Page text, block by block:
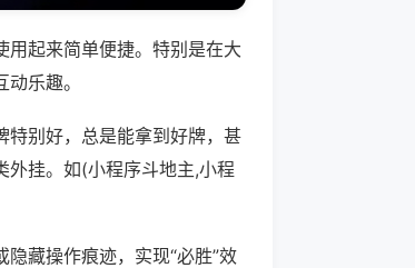
用起来简单便捷。特别是在大
乐趣。
特别好，总是能拿到好牌，甚
外挂。如(小程序斗地主,小程
藏操作痕迹，实现“必胜”效